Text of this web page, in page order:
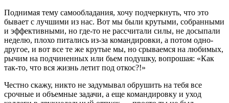
Поднимая тему самообладания, хочу подчеркнуть, что это
бывает с лучшими из нас. Вот мы были крутыми, собранными
и эффективными, но где-то не рассчитали силы, не досыпали
неделю, плохо питались из-за командировки, а потом одно-
другое, и вот все те же крутые мы, но срываемся на любимых,
рычим на подчиненных или бьем подушку, вопрошая: «Как
так-то, что вся жизнь летит под откос?!»
Честно скажу, никто не задумывал обрушить на тебя все
срочные и объемные задачи, а еще командировку и уход